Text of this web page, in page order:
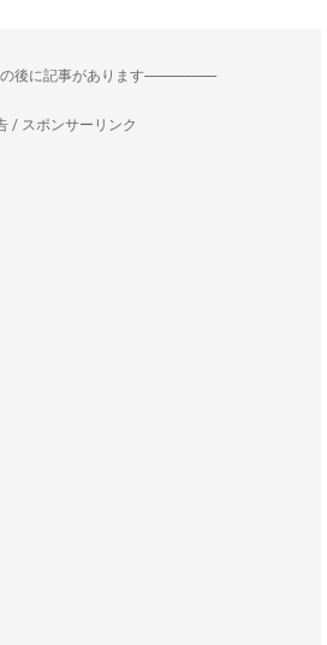
の後に記事があります--------------------
/ スポンサーリンク